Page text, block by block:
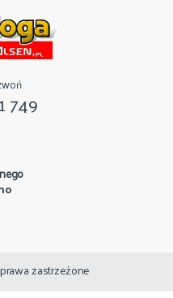
749
zastrzeżone